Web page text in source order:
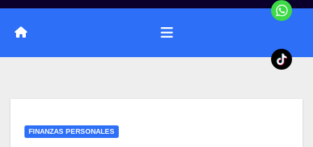
FINANZAS PERSONALES